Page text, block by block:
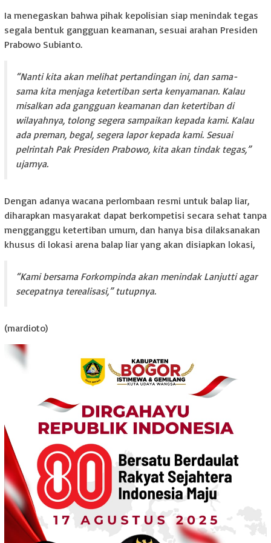
Ia menegaskan bahwa pihak kepolisian siap menindak tegas
segala bentuk gangguan keamanan, sesuai arahan Presiden
Prabowo Subianto.
“Nanti kita akan melihat pertandingan ini, dan sama-
sama kita menjaga ketertiban serta kenyamanan. Kalau
misalkan ada gangguan keamanan dan ketertiban di
wilayahnya, tolong segera sampaikan kepada kami. Kalau
ada preman, begal, segera lapor kepada kami. Sesuai
pelrintah Pak Presiden Prabowo, kita akan tindak tegas,”
ujarnya.
Dengan adanya wacana perlombaan resmi untuk balap liar,
diharapkan masyarakat dapat berkompetisi secara sehat tanpa
mengganggu ketertiban umum, dan hanya bisa dilaksanakan
khusus di lokasi arena balap liar yang akan disiapkan lokasi,
“Kami bersama Forkompinda akan menindak Lanjutti agar
secepatnya terealisasi,” tutupnya.
(mardioto)